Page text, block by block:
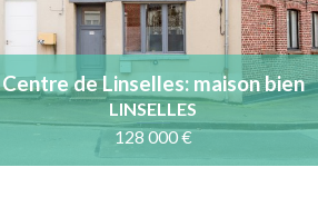
Centre de Linselles: maison bien
située
LINSELLES
128 000 €